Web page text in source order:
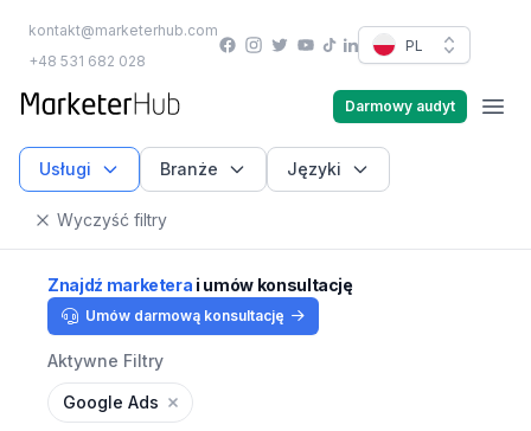
kontakt@marketerhub.com
+48 531 682 028
Facebook
Instagram
TwitterYouTube
TikTok
LinkedInPL
marketerhub.com Darmowy audyt
Usługi Branże Języki
Wyczyść filtry
Znajdź marketera i umów konsultację
Umów darmową konsultację
Aktywne Filtry
Google Ads